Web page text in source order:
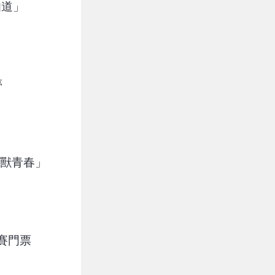
」
青春」
門票